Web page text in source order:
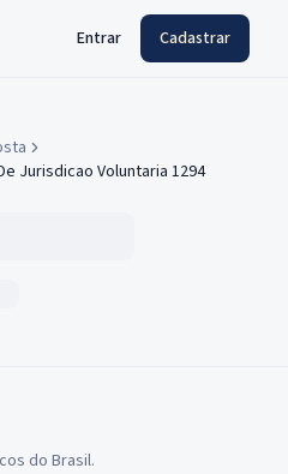
Entrar Cadastrar
Jurisdicao Voluntaria 1294
do Brasil.